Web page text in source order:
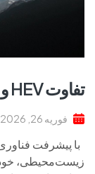
تفاوت HEV و PHEV چیست؟
فوریه 26, 2026
با پیشرفت
زیست‌محیطی،